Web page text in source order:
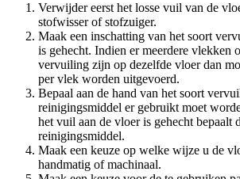
Verwijder eerst het losse vuil van de
stofwisser of stofzuiger.
Maak een inschatting van het soort
is gehecht. Indien er meerdere vlekken
vervuiling zijn op dezelfde vloer dan
per vlek worden uitgevoerd.
Bepaal aan de hand van het soort
reinigingsmiddel er gebruikt moet
het vuil aan de vloer is gehecht bepaalt
reinigingsmiddel.
Maak een keuze op welke wijze u de
handmatig of machinaal.